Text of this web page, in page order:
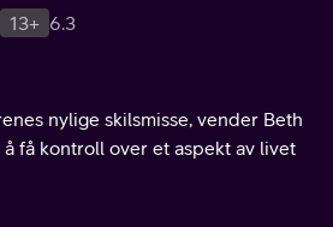
13+ 6.3
nylige skilsmisse, vender Beth
få kontroll over et aspekt av livet